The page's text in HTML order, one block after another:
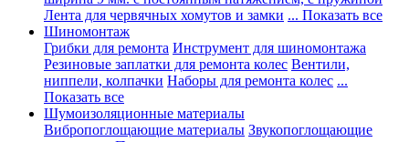
Лента для червячных хомутов и замки ... Показать все
Шиномонтаж
Грибки для ремонта Инструмент для шиномонтажа
Резиновые заплатки для ремонта колес Вентили,
ниппели, колпачки Наборы для ремонта колес ...
Показать все
Шумоизоляционные материалы
Вибропоглощающие материалы Звукопоглощающие